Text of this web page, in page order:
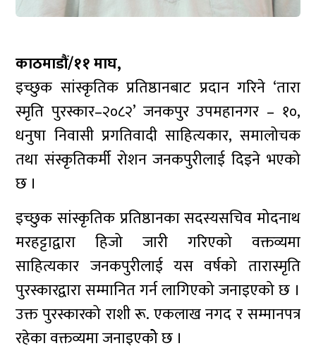
काठमाडौं/११ माघ,
इच्छुक सांस्कृतिक प्रतिष्ठानबाट प्रदान गरिने ‘तारा
स्मृति पुरस्कार–२०८२’ जनकपुर उपमहानगर – १०,
धनुषा निवासी प्रगतिवादी साहित्यकार, समालोचक
तथा संस्कृतिकर्मी रोशन जनकपुरीलाई दिइने भएको
छ ।
इच्छुक सांस्कृतिक प्रतिष्ठानका सदस्यसचिव मोदनाथ
मरहट्टाद्वारा हिजो जारी गरिएको वक्तव्यमा
साहित्यकार जनकपुरीलाई यस वर्षको तारास्मृति
पुरस्कारद्वारा सम्मानित गर्न लागिएको जनाइएको छ ।
उक्त पुरस्कारको राशी रू. एकलाख नगद र सम्मानपत्र
रहेका वक्तव्यमा जनाइएकोे छ ।